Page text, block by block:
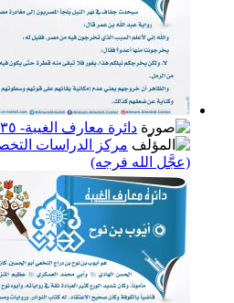
دائرة معارف الغيبة- ٣٥
مركز الدراسات
(عجَّل الله فرجه)